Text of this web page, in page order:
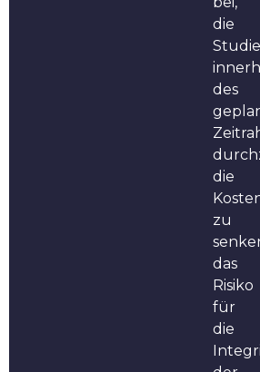
die
Studie
des
die
zu
das
Risiko
für
die